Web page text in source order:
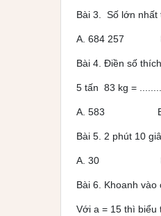
Bài 3. Số lớn
A. 684 257
Bài 4. Điền số
5 tấn 83 kg =
A. 583
Bài 5. 2 phút 10
A. 30
Bài 6. Khoanh
Với a = 15 thì